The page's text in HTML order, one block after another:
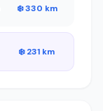
❄️ 330 km
❄️ 231 km